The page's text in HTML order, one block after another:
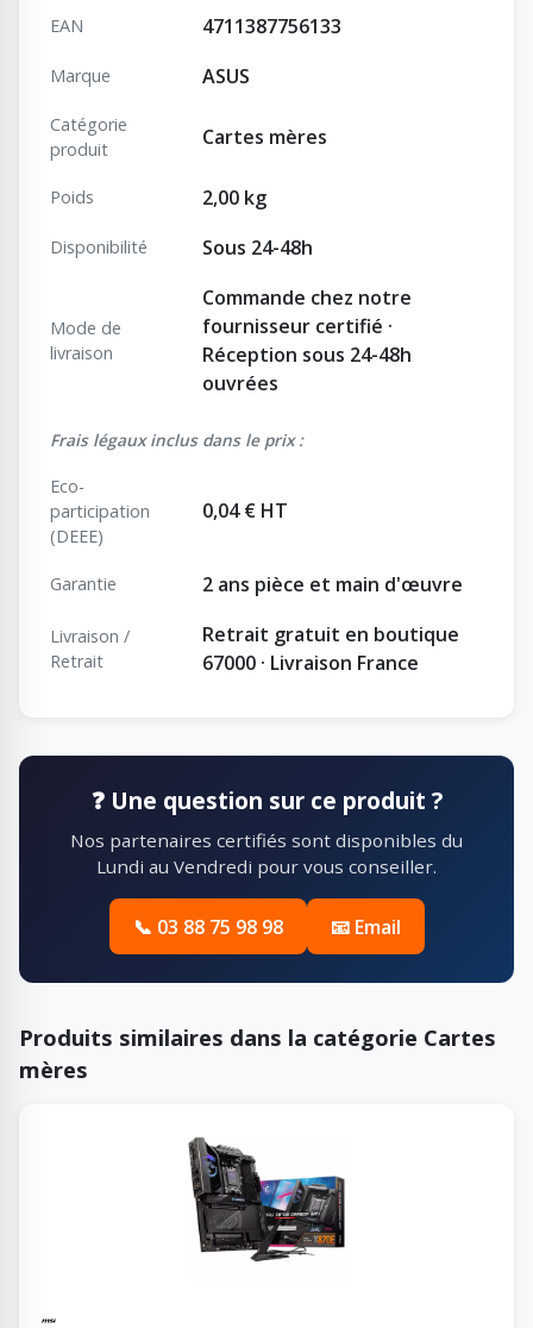
EAN 4711387756133
Marque ASUS
Catégorie
produit
Cartes mères
Poids 2,00 kg
Disponibilité Sous 24-48h
Mode de
livraison
Commande chez notre
fournisseur certifié ·
Réception sous 24-48h
ouvrées
Frais légaux inclus dans le prix :
Eco-
participation
(DEEE)
0,04 € HT
Garantie 2 ans pièce et main d'œuvre
Livraison /
Retrait
Retrait gratuit en boutique
67000 · Livraison France
❓ Une question sur ce produit ?
Nos partenaires certifiés sont disponibles du
Lundi au Vendredi pour vous conseiller.
📞 03 88 75 98 98 📧 Email
Produits similaires dans la catégorie Cartes
mères